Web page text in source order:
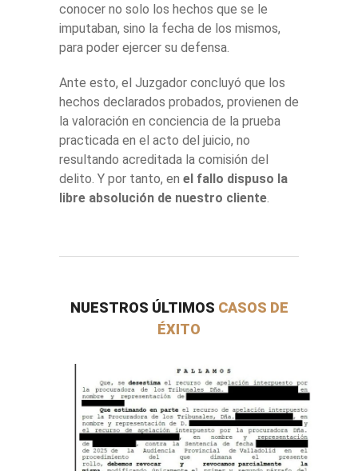
conocer no solo los hechos que se le
imputaban, sino la fecha de los mismos,
para poder ejercer su defensa.
Ante esto, el Juzgador concluyó que los
hechos declarados probados, provienen de
la valoración en conciencia de la prueba
practicada en el acto del juicio, no
resultando acreditada la comisión del
delito. Y por tanto, en el fallo dispuso la
libre absolución de nuestro cliente.
NUESTROS ÚLTIMOS CASOS DE
ÉXITO